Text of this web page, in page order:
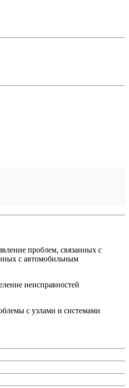
проблем, связанных с
с автомобильным
неисправностей
с узлами и системами